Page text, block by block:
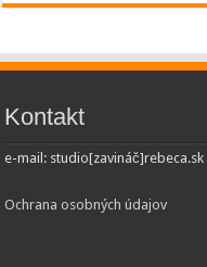
Kontakt
e-mail: studio[zavináč]rebeca.sk
Ochrana osobných údajov